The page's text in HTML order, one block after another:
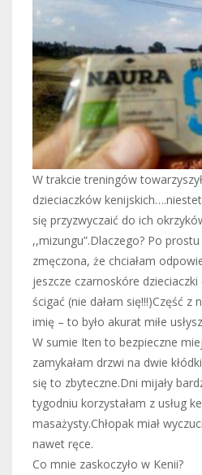
W trakcie treningów
dzieciaczków
się przyzwyczaić do ich
,,mizungu”.Dlaczego? Po
zmęczona, że chciałam
jeszcze czarnoskóre dzieciaczki
ścigać (nie dałam się!!!)Część z
imię – to było akurat miłe
W sumie Iten to bezpieczne
zamykałam drzwi na dwie
się to zbyteczne.Dni mijały
tygodniu korzystałam z usług
masażysty.Chłopak miał
nawet ręce.
Co mnie zaskoczyło w Kenii?